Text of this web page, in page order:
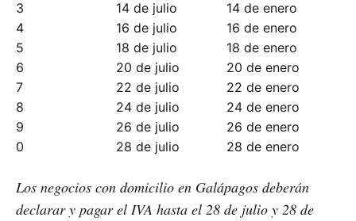
3 14 de julio
14 de enero
4
16 de julio
16 de enero
5
18 de julio
18 de enero
6
20 de julio
20 de enero
7
22 de julio
22 de enero
8
24 de julio
24 de enero
9
26 de julio
26 de enero
0
28 de julio 28 de enero
Los negocios con domicilio en Galápagos deberán
declarar y pagar el IVA hasta el 28 de julio y 28 de